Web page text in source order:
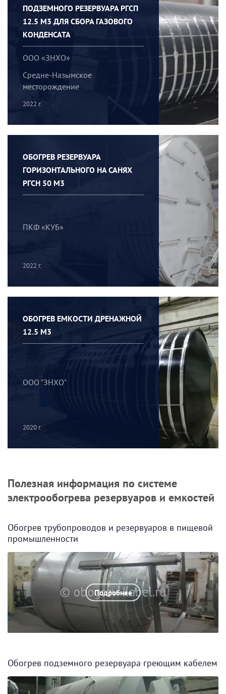
ПОДЗЕМНОГО РЕЗЕРВУАРА РГСП
12.5 М3 ДЛЯ СБОРА ГАЗОВОГО
КОНДЕНСАТА
ООО «ЗНХО»
Средне-Назымское
месторождение
2022 г.
ОБОГРЕВ РЕЗЕРВУАРА
ГОРИЗОНТАЛЬНОГО НА САНЯХ
РГСН 50 М3
ПКФ «КУБ»
2022 г.
ОБОГРЕВ ЕМКОСТИ ДРЕНАЖНОЙ
12.5 М3
ООО "ЗНХО"
2020 г.
Полезная информация по системе
электрообогрева резервуаров и емкостей
Обогрев трубопроводов и резервуаров в пищевой
промышленности
Подробнее
Обогрев подземного резервуара греющим кабелем